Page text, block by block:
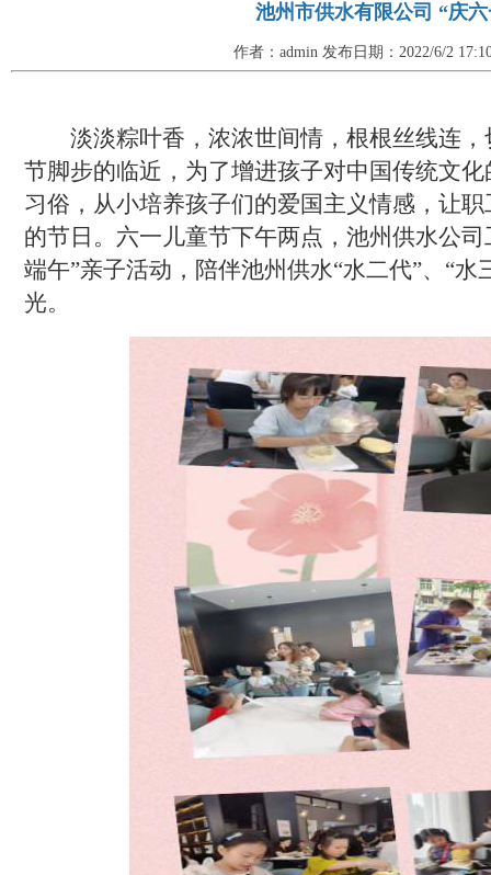
池州市供水有限公司 “庆
作者：admin 发布日期：2022/6/2
淡淡粽叶香，浓浓世间情，根根丝线连
节脚步的临近，为了增进孩子对中国传统文
习俗，从小培养孩子们的爱国主义情感，让
的节日 。 六一儿童节下午两点， 池州供水公司
端午”亲子活动，陪伴池州供水“水二代”、“
光。